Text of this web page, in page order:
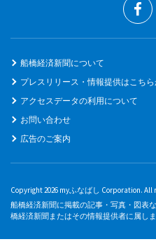
船橋経済新聞について
プレスリリース・情報提供はこちら
アクセスデータの利用について
お問い合わせ
広告のご案内
Copyright 2026 myふなばし Corporation. All
船橋経済新聞に掲載の記事・写真・図表
橋経済新聞またはその情報提供者に属しま